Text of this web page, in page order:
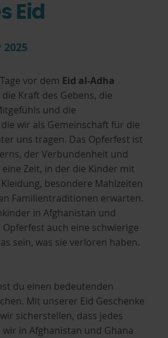
Eid
2025
vor dem Eid al-Adha
Kraft des Gebens, die
und die
wir als Gemeinschaft für die
uns tragen. Das Opferfest ist
der Verbundenheit und
Zeit, in der die Kinder mit
besondere Mahlzeiten
Familientraditionen erwarten.
in Afghanistan und
Opferfest auch eine schwierige
sein, was sie verloren haben.
du einen bedeutenden
Mit unserer Eid Geschenke
sicherstellen, dass jedes
wir in Afghanistan und Ghana